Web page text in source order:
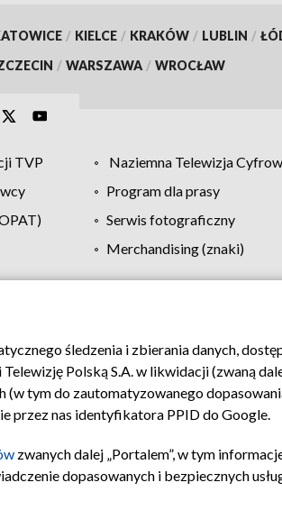
/ KIELCE / KRAKÓW / LUBLIN /
/ WARSZAWA / WROCŁAW
TVP Naziemna Telewizja
Program dla prasy
Serwis fotograficzny
Merchandising (znaki)
Pomoc Biuro reklamy Kontakt
śledzenia i zbierania danych,
Polską S.A. w likwidacji (zwaną
(w tym do zautomatyzowanego
przez nas identyfikatora PPID do Google.
zwanych dalej „Portalem”, w tym
dopasowanych i bezpiecznych